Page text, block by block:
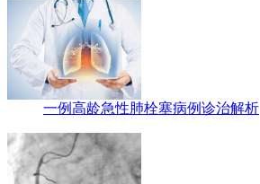
一例高龄急性肺栓塞病例诊治解析